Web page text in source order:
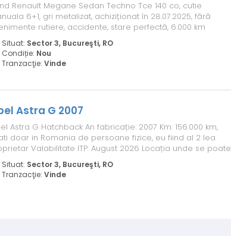
Renault Megane Sedan Techno Tce 140 co, cutie
6+1, gri metalizat, achiziționat în 28.07.2025, fără
rutiere, accidente, stare perfectă, 6.000 km
Cadou 1 set de cauciucuri de iarna clasa A de
!
Situat: Sector 3, Bucureşti, RO
Condiție: Nou
Tranzacţie: Vinde
Astra G 2007
Astra G Hatchback An fabricație: 2007 Km: 156.000 km,
doar in Romania de persoane fizice, eu fiind al 2 lea
Valabilitate ITP: August 2026 Locația unde se poate
Dristor, Sector 3 Mașina este funcțională, schimbul de
și filtre făcut recent. Preț negociabil!!
Situat: Sector 3, Bucureşti, RO
Tranzacţie: Vinde